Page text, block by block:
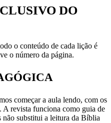
DO
o conteúdo de cada lição é
o número da página.
começar a aula lendo, com os
revista funciona como guia de
não substitui a leitura da Bíblia